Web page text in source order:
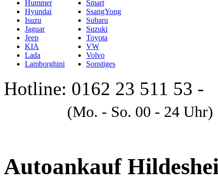
Hummer
Hyundai
Isuzu
Jaguar
Jeep
KIA
Lada
Lamborghini
Smart
SsangYong
Subaru
Suzuki
Toyota
VW
Volvo
Sonstiges
Hotline: 0162 23 511 53 -
(Mo. - So. 00 - 24 Uhr)
Autoankauf